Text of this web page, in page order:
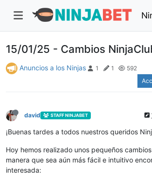
15/01/25 - Cambios
Anuncios a los Ninjas 1 1
592
david STAFF NINJABET
¡Buenas tardes a todos nuestros queridos
Hoy hemos realizado unos pequeños
manera que sea aún más fácil e intuitivo
interesada: